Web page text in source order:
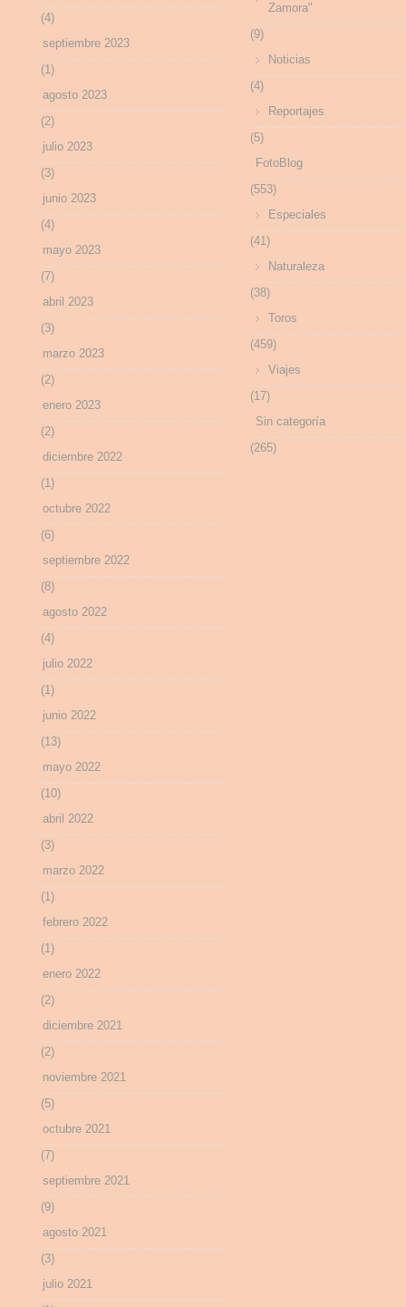
(4)
septiembre 2023
(1)
agosto 2023
(2)
julio 2023
(3)
junio 2023
(4)
mayo 2023
(7)
abril 2023
(3)
marzo 2023
(2)
enero 2023
(2)
diciembre 2022
(1)
octubre 2022
(6)
septiembre 2022
(8)
agosto 2022
(4)
julio 2022
(1)
junio 2022
(13)
mayo 2022
(10)
abril 2022
(3)
marzo 2022
(1)
febrero 2022
(1)
enero 2022
(2)
diciembre 2021
(2)
noviembre 2021
(5)
octubre 2021
(7)
septiembre 2021
(9)
agosto 2021
(3)
julio 2021
Zamora"
(9)
Noticias
(4)
Reportajes
(5)
FotoBlog
(553)
Especiales
(41)
Naturaleza
(38)
Toros
(459)
Viajes
(17)
Sin categoría
(265)